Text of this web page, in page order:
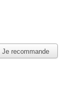
Je recommande